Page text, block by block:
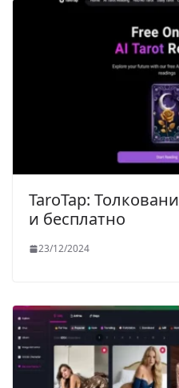
ТаrоТаp:
и бесплатно
23/12/2024